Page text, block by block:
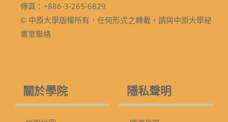
傳真：+886-3-265-6829
© 中原大學版權所有，任何形式之轉載，請與中原大學秘
書室聯絡
關於學院 隱私聲明